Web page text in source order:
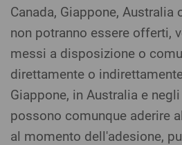
Canada, Giappone, Australia
non potranno essere offerti,
messi a disposizione o
direttamente o
Giappone, in Australia e
possono comunque aderire
al momento dell'adesione,